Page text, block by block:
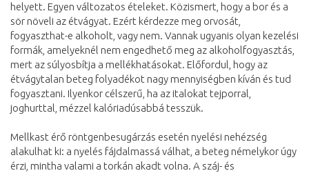
helyett. Egyen változatos ételeket. Közismert, hogy a bor és a
sör növeli az étvágyat. Ezért kérdezze meg orvosát,
fogyaszthat-e alkoholt, vagy nem. Vannak ugyanis olyan kezelési
formák, amelyeknél nem engedhető meg az alkoholfogyasztás,
mert az súlyosbítja a mellékhatásokat. Előfordul, hogy az
étvágytalan beteg folyadékot nagy mennyiségben kíván és tud
fogyasztani. Ilyenkor célszerű, ha az italokat tejporral,
joghurttal, mézzel kalóriadúsabbá tesszük.
Mellkast érő röntgenbesugárzás esetén nyelési nehézség
alakulhat ki: a nyelés fájdalmassá válhat, a beteg némelykor úgy
érzi, mintha valami a torkán akadt volna. A száj- és